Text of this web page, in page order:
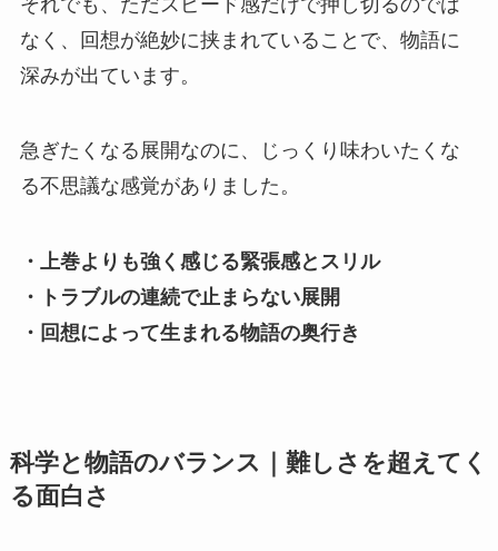
なく、回想が絶妙に挟まれていることで、物語に
深みが出ています。
急ぎたくなる展開なのに、じっくり味わいたくな
る不思議な感覚がありました。
・上巻よりも強く感じる緊張感とスリル
・トラブルの連続で止まらない展開
・回想によって生まれる物語の奥行き
科学と物語のバランス｜難しさを超えてく
る面白さ